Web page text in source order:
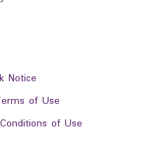
Notice
of Use
of Use